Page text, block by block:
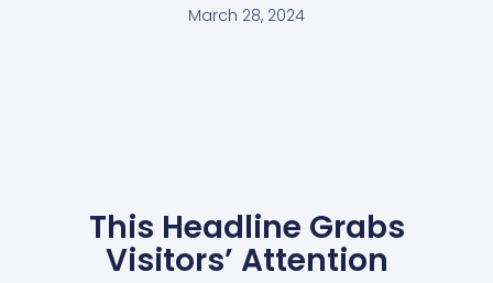
March 28, 2024
This Headline Grabs
Visitors’ Attention